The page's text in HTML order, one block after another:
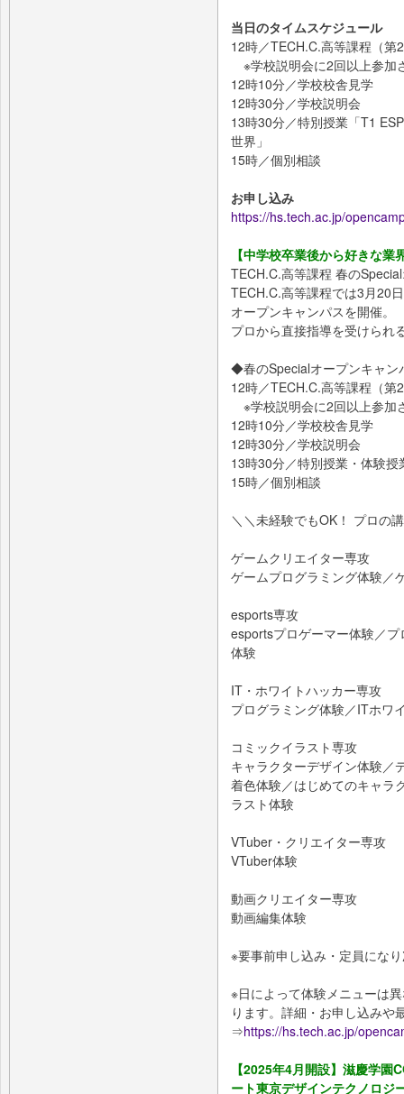
当日のタイムスケジュール
12時／TECH.C.高等課程（
※学校説明会に2回以上参加
12時10分／学校校舎見学
12時30分／学校説明会
13時30分／特別授業「T1
世界」
15時／個別相談
お申し込み
https://hs.tech.ac.jp/
【中学校卒業後から好きな業
TECH.C.高等課程 春の
TECH.C.高等課程では3月20
オープンキャンパスを開催。
プロから直接指導を受けられ
◆春のSpecialオープンキャン
12時／TECH.C.高等課程（
※学校説明会に2回以上参加
12時10分／学校校舎見学
12時30分／学校説明会
13時30分／特別授業・体験授
15時／個別相談
＼＼未経験でもOK！ プロの
ゲームクリエイター専攻
ゲームプログラミング体験／
esports専攻
esportsプロゲーマー体験／
体験
IT・ホワイトハッカー専攻
プログラミング体験／ITホワ
コミックイラスト専攻
キャラクターデザイン体験／
着色体験／はじめてのキャラ
ラスト体験
VTuber・クリエイター専攻
VTuber体験
動画クリエイター専攻
動画編集体験
※要事前申し込み・定員にな
※日によって体験メニューは
ります。詳細・お申し込みや
⇒https://hs.tech.ac.jp/
【2025年4⽉開設】滋慶学園
ート東京デザインテクノロジ